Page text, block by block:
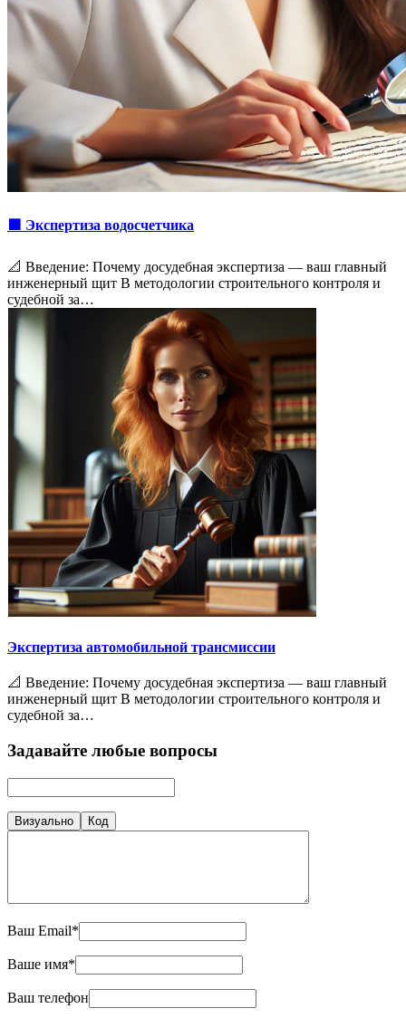
🟩 Экспертиза водосчетчика
📐 Введение: Почему досудебная экспертиза — ваш главный
инженерный щит В методологии строительного контроля и
судебной за…
Экспертиза автомобильной трансмиссии
📐 Введение: Почему досудебная экспертиза — ваш главный
инженерный щит В методологии строительного контроля и
судебной за…
Задавайте любые вопросы
Визуально Код
Ваш Email*
Ваше имя*
Ваш телефон